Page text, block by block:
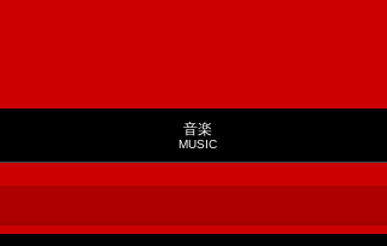
音楽
MUSIC